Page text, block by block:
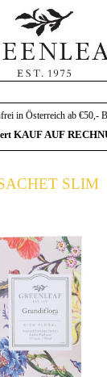
in Österreich ab €50,-
KAUF AUF
SLIM